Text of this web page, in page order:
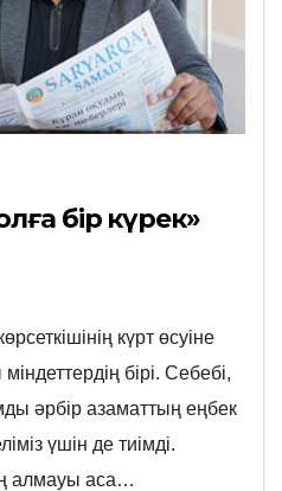
бір күрек»
күрт өсуіне
бірі. Себебі,
әрбір азаматтың еңбек
үшін де тиімді.
алмауы аса…